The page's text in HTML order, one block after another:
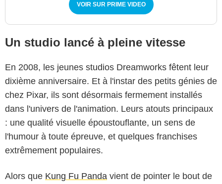
VOIR SUR PRIME VIDEO
Un studio lancé à pleine vitesse
En 2008, les jeunes studios Dreamworks fêtent leur
dixième anniversaire. Et à l'instar des petits génies de
chez Pixar, ils sont désormais fermement installés
dans l'univers de l'animation. Leurs atouts principaux
: une qualité visuelle époustouflante, un sens de
l'humour à toute épreuve, et quelques franchises
extrêmement populaires.
Alors que Kung Fu Panda vient de pointer le bout de